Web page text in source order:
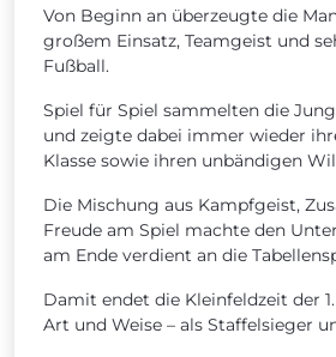
Von Beginn an überzeugte die
großem Einsatz, Teamgeist und
Fußball.
Spiel für Spiel sammelten die
und zeigte dabei immer wieder
Klasse sowie ihren unbändigen
Die Mischung aus Kampfgeist,
Freude am Spiel machte den
am Ende verdient an die
Damit endet die Kleinfeldzeit der
Art und Weise – als Staffelsieger